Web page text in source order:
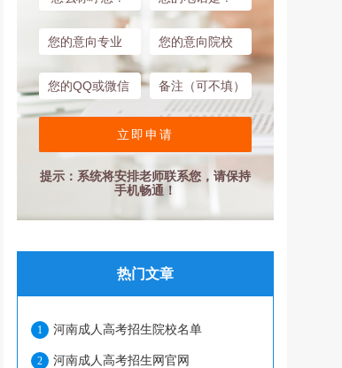
立即申请
提示：系统将安排老师联系您，请保持
手机畅通！
热门文章
1 河南成人高考招生院校名单
2 河南成人高考招生网官网